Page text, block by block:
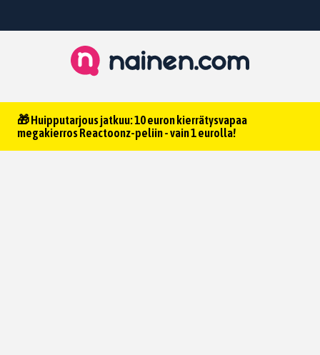
🎁 Huipputarjous jatkuu: 10 euron kierrätysvapaa
megakierros Reactoonz-peliin - vain 1 eurolla!